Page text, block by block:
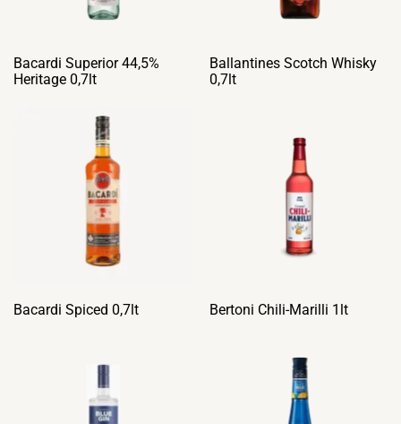
Bacardi Superior 44,5%
Heritage 0,7lt
Ballantines Scotch Whisky
0,7lt
Bacardi Spiced 0,7lt Bertoni Chili-Marilli 1lt